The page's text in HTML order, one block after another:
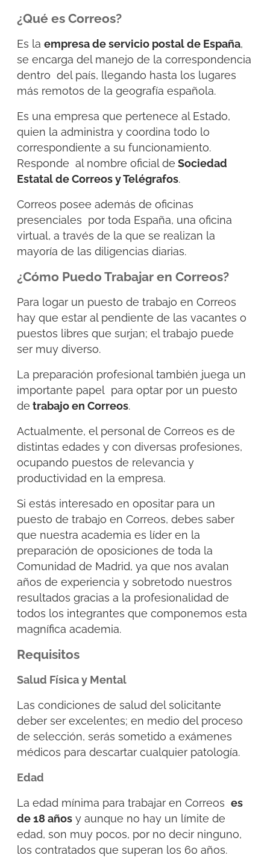
¿Qué es Correos?
Es la empresa de servicio postal de España,
se encarga del manejo de la correspondencia
dentro del país, llegando hasta los lugares
más remotos de la geografía española.
Es una empresa que pertenece al Estado,
quien la administra y coordina todo lo
correspondiente a su funcionamiento.
Responde al nombre oficial de Sociedad
Estatal de Correos y Telégrafos.
Correos posee además de oficinas
presenciales por toda España, una oficina
virtual, a través de la que se realizan la
mayoría de las diligencias diarias.
¿Cómo Puedo Trabajar en Correos?
Para logar un puesto de trabajo en Correos
hay que estar al pendiente de las vacantes o
puestos libres que surjan; el trabajo puede
ser muy diverso.
La preparación profesional también juega un
importante papel para optar por un puesto
de trabajo en Correos.
Actualmente, el personal de Correos es de
distintas edades y con diversas profesiones,
ocupando puestos de relevancia y
productividad en la empresa.
Si estás interesado en opositar para un
puesto de trabajo en Correos, debes saber
que nuestra academia es líder en la
preparación de oposiciones de toda la
Comunidad de Madrid, ya que nos avalan
años de experiencia y sobretodo nuestros
resultados gracias a la profesionalidad de
todos los integrantes que componemos esta
magnífica academia.
Requisitos
Salud Física y Mental
Las condiciones de salud del solicitante
deber ser excelentes; en medio del proceso
de selección, serás sometido a exámenes
médicos para descartar cualquier patología.
Edad
La edad mínima para trabajar en Correos es
de 18 añosy aunque no hay un límite de
edad, son muy pocos, por no decir ninguno,
los contratados que superan los 60 años.